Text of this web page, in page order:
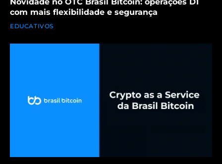
com mais flexibilidade e segurança
EDUCATIVOS